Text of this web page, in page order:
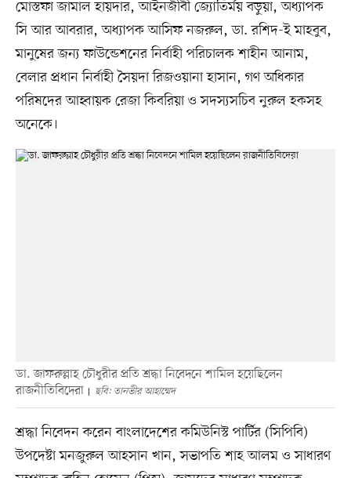
মোস্তফা জামাল হায়দার, আইনজীবী জ্যোতির্ময় বড়ুয়া, অধ্যাপক
সি আর আবরার, অধ্যাপক আসিফ নজরুল, ডা. রশিদ-ই মাহবুব,
মানুষের জন্য ফাউন্ডেশনের নির্বাহী পরিচালক শাহীন আনাম,
বেলার প্রধান নির্বাহী সৈয়দা রিজওয়ানা হাসান, গণ অধিকার
পরিষদের আহ্বায়ক রেজা কিবরিয়া ও সদস্যসচিব নুরুল হকসহ
অনেকে।
ডা. জাফরুল্লাহ চৌধুরীর প্রতি শ্রদ্ধা নিবেদনে শামিল হয়েছিলেন
রাজনীতিবিদেরা
ছবি: তানভীর আহাম্মেদ
শ্রদ্ধা নিবেদন করেন বাংলাদেশের কমিউনিস্ট পার্টির (সিপিবি)
উপদেষ্টা মনজুরুল আহসান খান, সভাপতি শাহ আলম ও সাধারণ